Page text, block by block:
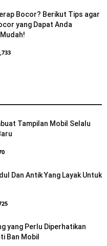
Bocor? Berikut Tips agar
yang Dapat Anda
Tampilan Mobil Selalu
Dan Antik Yang Layak Untuk
yang Perlu Diperhatikan
Ban Mobil